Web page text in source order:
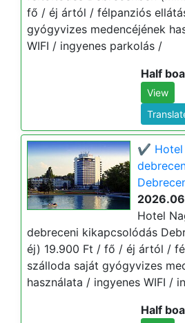
fő / éj ártól / félpanziós
gyógyvizes medencéjének
WIFI / ingyenes parkolás /
Half
View
✔️ Hotel
Hotel
debreceni kikapcsolódás
éj) 19.900 Ft / fő / éj ártól /
szálloda saját gyógyvizes
használata / ingyenes WIFI /
Half